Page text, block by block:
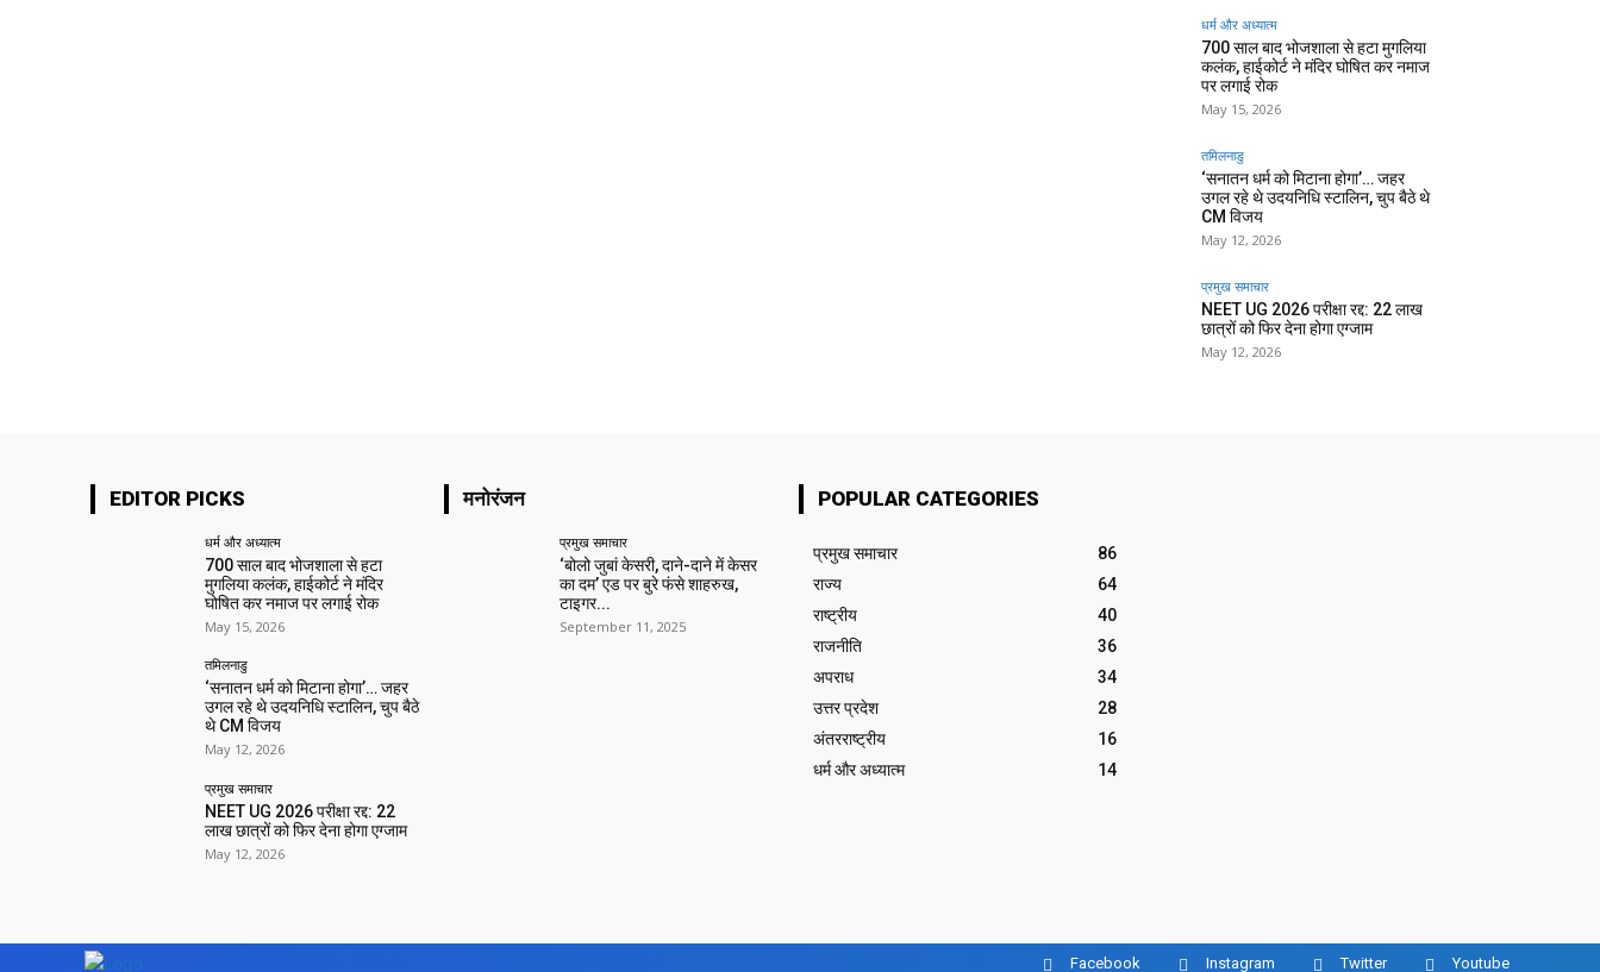
धर्म और अध्यात्म
700 साल बाद भोजशाला से हटा मुगलिया
कलंक, हाईकोर्ट ने मंदिर घोषित कर नमाज
पर लगाई रोक
May 15, 2026
तमिलनाडु
‘सनातन धर्म को मिटाना होगा’… जहर
उगल रहे थे उदयनिधि स्टालिन, चुप बैठे थे
CM विजय
May 12, 2026
प्रमुख समाचार‎
NEET UG 2026 परीक्षा रद्द: 22 लाख
छात्रों को फिर देना होगा एग्जाम
May 12, 2026
EDITOR PICKS
धर्म और अध्यात्म
700 साल बाद भोजशाला से हटा
मुगलिया कलंक, हाईकोर्ट ने मंदिर
घोषित कर नमाज पर लगाई रोक
May 15, 2026
तमिलनाडु
‘सनातन धर्म को मिटाना होगा’… जहर
उगल रहे थे उदयनिधि स्टालिन, चुप बैठे
थे CM विजय
May 12, 2026
प्रमुख समाचार‎
NEET UG 2026 परीक्षा रद्द: 22
लाख छात्रों को फिर देना होगा एग्जाम
May 12, 2026
मनोरंजन
प्रमुख समाचार‎
‘बोलो जुबां केसरी, दाने-दाने में केसर
का दम’ एड पर बुरे फंसे शाहरुख,
टाइगर...
September 11, 2025
POPULAR CATEGORIES
प्रमुख समाचार‎
86
राज्य
64
राष्ट्रीय
40
राजनीति
36
अपराध
34
उत्तर प्रदेश
28
अंतरराष्ट्रीय
16
धर्म और अध्यात्म
14
Facebook Instagram Twitter Youtube